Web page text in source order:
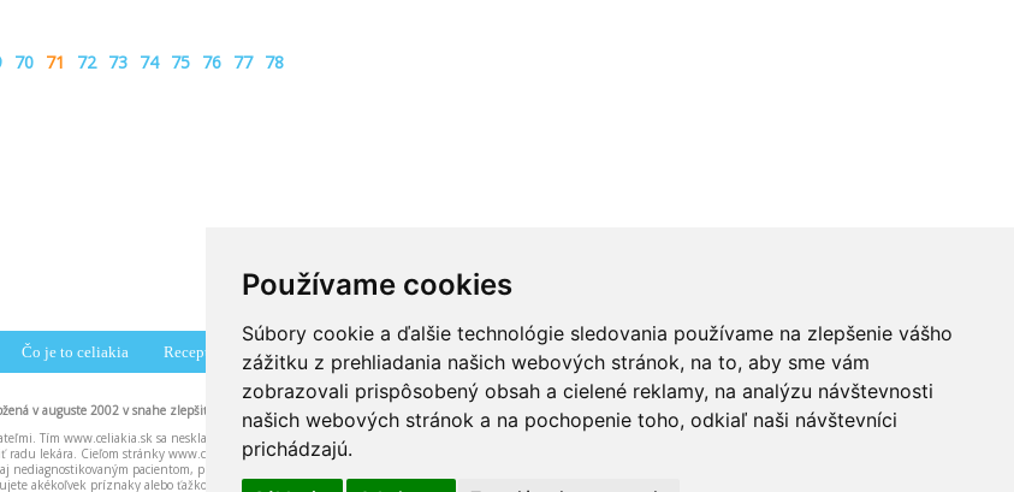
Používame cookies
Súbory cookie a ďalšie technológie sledovania používame na zlepšenie vášho
zážitku z prehliadania našich webových stránok, na to, aby sme vám
zobrazovali prispôsobený obsah a cielené reklamy, na analýzu návštevnosti
našich webových stránok a na pochopenie toho, odkiaľ naši návštevníci
prichádzajú.
70 71 72 73 74 75 76 77 78
Čo je to celiakia Recepty Združenia Diskusné fórum Zaujímavé linky Kontakty
v auguste 2002 v snahe zlepšiť povedomie pacientov o celiakii.
Tím www.celiakia.sk sa neskladá z lekárov ani iných zdravotníckych pracovníkov. Akákoľvek rada
lekára. Cieľom stránky www.celiakia.sk a našich odpovedí na vaše otázky je poskytnúť čo možno
nediagnostikovaným pacientom, pričom u nediagnostikovaných pacientov môžu naše rady pomôcť lekárom
akékoľvek príznaky alebo ťažkosti neznámeho pôvodu, dôrazne odporúčame bezodkladne vyhľadať